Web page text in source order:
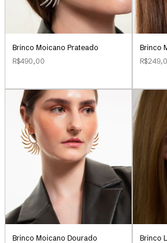
Brinco Moicano Prateado
R$490,00
Brinco
Brinco Moicano Dourado
Brinco